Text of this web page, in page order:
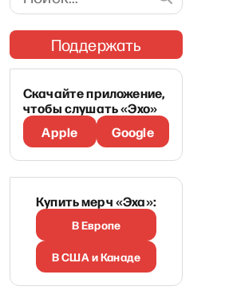
Поддержать
Скачайте приложение,
чтобы слушать «Эхо»
Apple
Google
Купить мерч «Эха»:
В Европе
В США и Канаде